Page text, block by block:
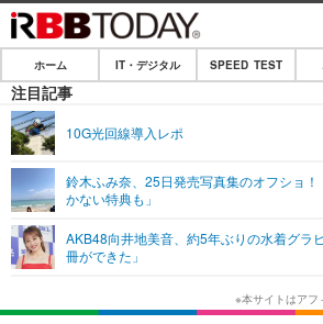
ホーム
IT・デジタル
ネタ
ショッピング
SPEED TEST
エンタメ
エンタメTOP
ライフ
ライフTOP
リリース一覧
ホーム IT・デジタル SPEED TEST
注目記事
10G光回線導入レポ
鈴木ふみ奈、25日発売写真集のオフショ
かない特典も」
AKB48向井地美音、約5年ぶりの水着グラ
冊ができた」